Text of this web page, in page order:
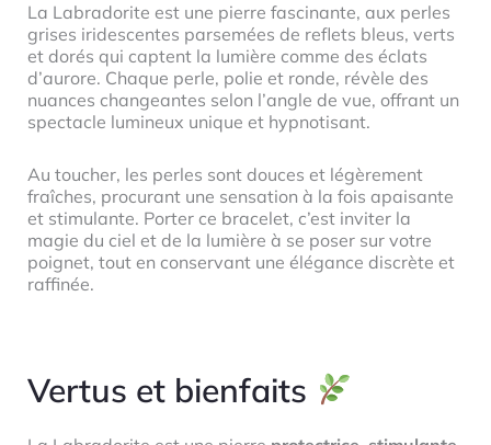
La Labradorite est une pierre fascinante, aux perles
grises iridescentes parsemées de reflets bleus, verts
et dorés qui captent la lumière comme des éclats
d’aurore. Chaque perle, polie et ronde, révèle des
nuances changeantes selon l’angle de vue, offrant un
spectacle lumineux unique et hypnotisant.
Au toucher, les perles sont douces et légèrement
fraîches, procurant une sensation à la fois apaisante
et stimulante. Porter ce bracelet, c’est inviter la
magie du ciel et de la lumière à se poser sur votre
poignet, tout en conservant une élégance discrète et
raffinée.
Vertus et bienfaits